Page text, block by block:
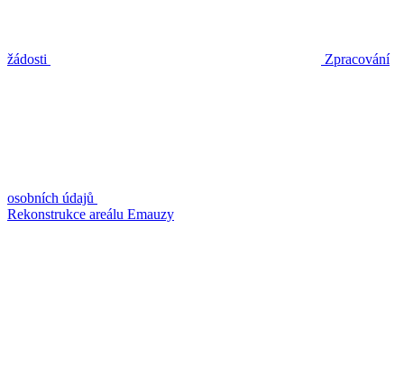
žádosti Zpracování
osobních údajů
Rekonstrukce areálu Emauzy